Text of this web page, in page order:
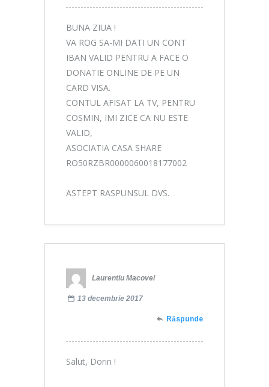
BUNA ZIUA !
VA ROG SA-MI DATI UN CONT
IBAN VALID PENTRU A FACE O
DONATIE ONLINE DE PE UN
CARD VISA.
CONTUL AFISAT LA TV, PENTRU
COSMIN, IMI ZICE CA NU ESTE
VALID,
ASOCIATIA CASA SHARE
RO50RZBR0000060018177002
ASTEPT RASPUNSUL DVS.
Laurentiu Macovei
13 decembrie 2017
Răspunde
Salut, Dorin !